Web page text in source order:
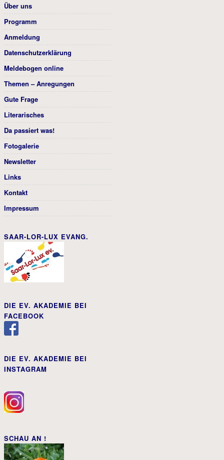
Über uns
Programm
Anmeldung
Datenschutzerklärung
Meldebogen online
Themen – Anregungen
Gute Frage
Literarisches
Da passiert was!
Fotogalerie
Newsletter
Links
Kontakt
Impressum
SAAR-LOR-LUX EVANG.
DIE EV. AKADEMIE BEI
FACEBOOK
DIE EV. AKADEMIE BEI
INSTAGRAM
SCHAU AN !